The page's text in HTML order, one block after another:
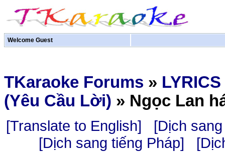
Welcome Guest
TKaraoke Forums »
(Yêu Cầu Lời) » Ngọc Lan
[Translate to English]
[Dịch
[Dịch sang tiếng Pháp]